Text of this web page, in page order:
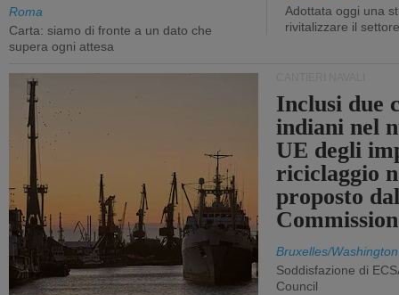
Roma
Carta: siamo di fronte a un dato che
supera ogni attesa
Adottata oggi una
rivitalizzare il settore
Inclusi due
indiani nel
UE degli
riciclaggio
proposto
Bruxelles/Washington
Soddisfazione di
Council